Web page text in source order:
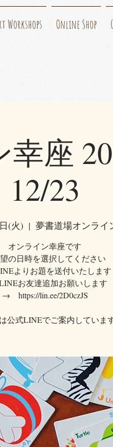
Workshops Online Shop
座
12/23
(火)
  |
夢書道場オンライ
オンライン幸座です
の日時を選択してください
よりお題を送付いたします
お友達追加お願いします
→ https://lin.ee/2D0czJS
公式LINEでご案内していま